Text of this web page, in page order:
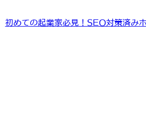
初めての起業家必見！SEO対策済み